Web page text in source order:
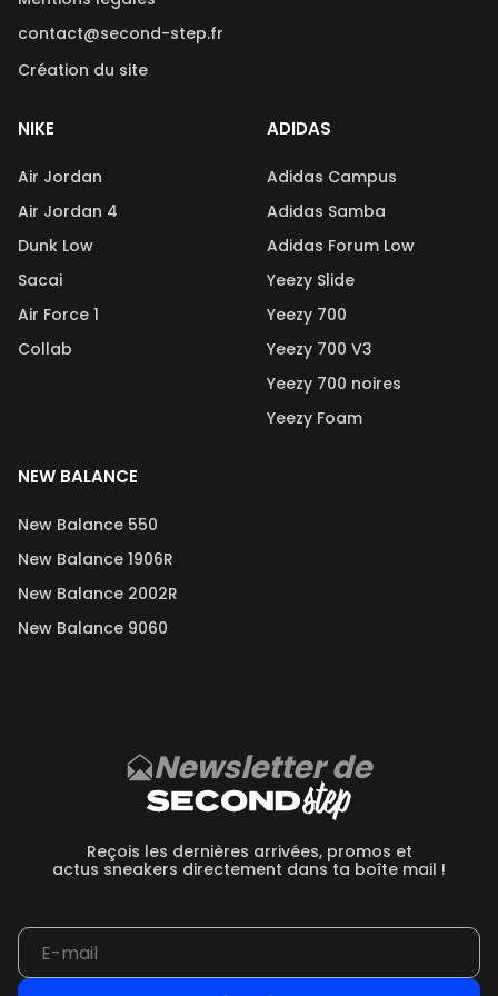
contact@second-step.fr
Création du site
NIKE
Air Jordan
Air Jordan 4
Dunk Low
Sacai
Air Force 1
Collab
ADIDAS
Adidas Campus
Adidas Samba
Adidas Forum Low
Yeezy Slide
Yeezy 700
Yeezy 700 V3
Yeezy 700 noires
Yeezy Foam
NEW BALANCE
New Balance 550
New Balance 1906R
New Balance 2002R
New Balance 9060
Newsletter de
Reçois les dernières arrivées, promos et
actus sneakers directement dans ta boîte mail !